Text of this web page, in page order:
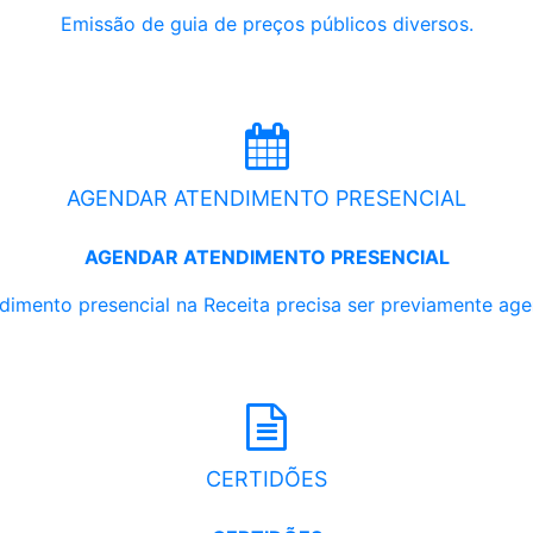
Emissão de guia de preços públicos diversos.
AGENDAR ATENDIMENTO PRESENCIAL
AGENDAR ATENDIMENTO PRESENCIAL
presencial na Receita precisa ser previamente
CERTIDÕES